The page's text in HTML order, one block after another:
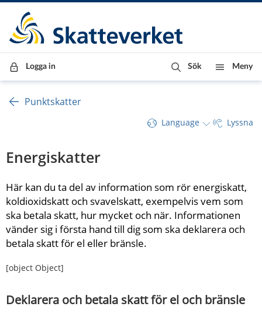
Till innehåll
Till navigationen
Till chattrobot
Logga in Sök Meny
Punktskatter
Language Lyssna
Energiskatter
Här kan du ta del av information som rör energiskatt,
koldioxidskatt och svavelskatt, exempelvis vem som
ska betala skatt, hur mycket och när. Informationen
vänder sig i första hand till dig som ska deklarera och
betala skatt för el eller bränsle.
[object Object]
Deklarera och betala skatt för el och bränsle